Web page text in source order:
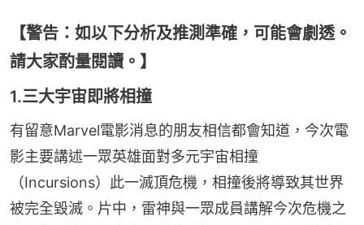
【警告：如以下分析及推測準確，可能會劇透。
請大家酌量閱讀。】
1.三大宇宙即將相撞
有留意Marvel電影消息的朋友相信都會知道，今次電
影主要講述一眾英雄面對多元宇宙相撞
（Incursions）此一滅頂危機，相撞後將導致其世界
被完全毀滅。片中，雷神與一眾成員講解今次危機之